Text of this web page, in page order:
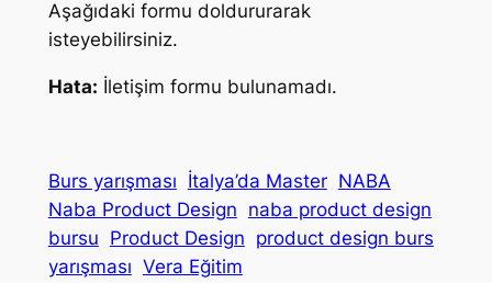
Aşağıdaki formu doldururarak
isteyebilirsiniz.
Hata: İletişim formu bulunamadı.
Burs yarışması İtalya’da Master NABA
Naba Product Design naba product design
bursu Product Design product design burs
yarışması Vera Eğitim